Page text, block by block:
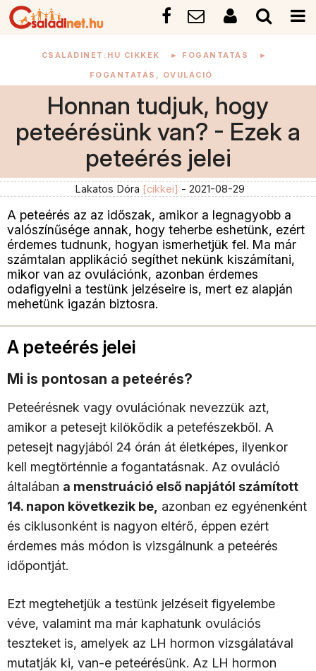
CSALÁDINET.HU CIKKEK ► FOGANTATÁS ►
FOGANTATÁS, OVULÁCIÓ
Honnan tudjuk, hogy
peteérésünk van? - Ezek a
peteérés jelei
Lakatos Dóra [cikkei] - 2021-08-29
A peteérés az az időszak, amikor a legnagyobb a
valószínűsége annak, hogy teherbe eshetünk, ezért
érdemes tudnunk, hogyan ismerhetjük fel. Ma már
számtalan applikáció segíthet nekünk kiszámítani,
mikor van az ovulációnk, azonban érdemes
odafigyelni a testünk jelzéseire is, mert ez alapján
mehetünk igazán biztosra.
A peteérés jelei
Mi is pontosan a peteérés?
Peteérésnek vagy ovulációnak nevezzük azt,
amikor a petesejt kilökődik a petefészekből. A
petesejt nagyjából 24 órán át életképes, ilyenkor
kell megtörténnie a fogantatásnak. Az ovuláció
általában a menstruáció első napjától számított
14. napon következik be, azonban ez egyénenként
és ciklusonként is nagyon eltérő, éppen ezért
érdemes más módon is vizsgálnunk a peteérés
időpontját.
Ezt megtehetjük a testünk jelzéseit figyelembe
véve, valamint ma már kaphatunk ovulációs
teszteket is, amelyek az LH hormon vizsgálatával
mutatják ki, van-e peteérésünk. Az LH hormon